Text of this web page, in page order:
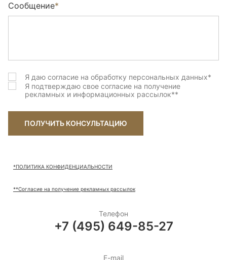
Гентл (brushed)
Дав грей (Brushed)
Денвер (Wildwood)
Зимняя сказка (sanded)
Канна (brushed)
Карлайл New (brushed)
Маллоу (Wildwood)
Сообщение*
Я даю согласие на обработку персональных данных*
Я подтверждаю свое согласие на получение
рекламных и информационных рассылок**
ПОЛУЧИТЬ КОНСУЛЬТАЦИЮ
*ПОЛИТИКА КОНФИДЕНЦИАЛЬНОСТИ
**Согласие на получение рекламных рассылок
Телефон
+7 (495) 649-85-27
E-mail